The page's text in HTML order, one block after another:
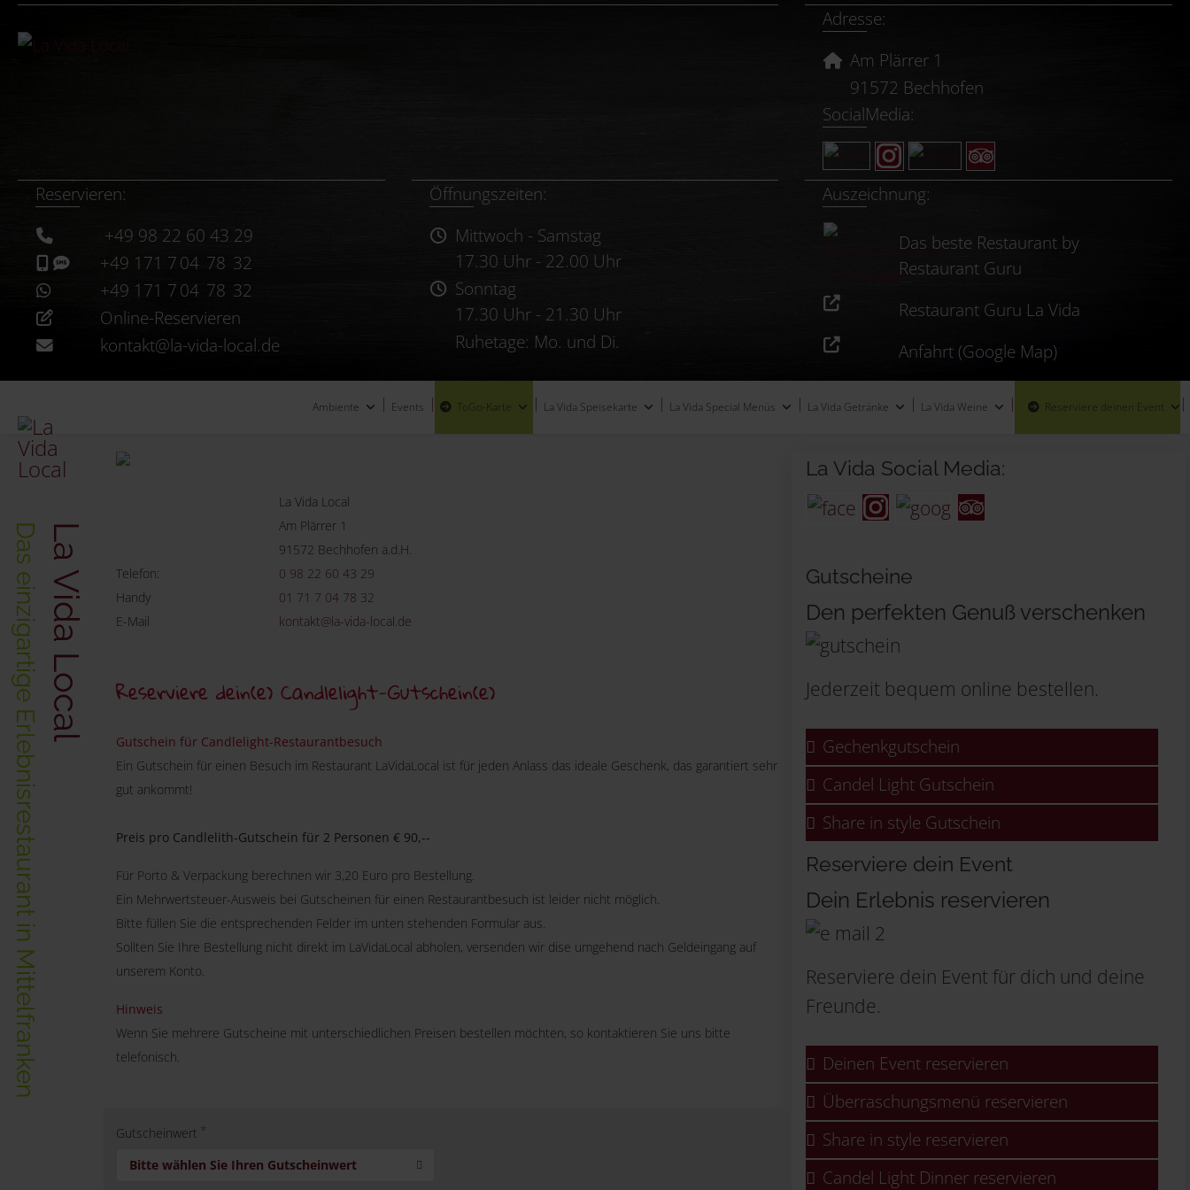
Adresse:
Am Plärrer 1
91572 Bechhofen
SocialMedia:
Reservieren:
+49 98 22 60 43 29
+49 171 7 04 78 32
+49 171 7 04 78 32
Online-Reservieren
kontakt@la-vida-local.de
Öffnungszeiten:
Mittwoch - Samstag
17.30 Uhr - 22.00 Uhr
Sonntag
17.30 Uhr - 21.30 Uhr
Ruhetage: Mo. und Di.
Auszeichnung:
Das beste Restaurant by
Restaurant Guru
Restaurant Guru La Vida
Anfahrt (Google Map)
Ambiente Events ToGo-Karte La Vida Speisekarte La Vida Special Menüs La Vida Getränke La Vida Weine Reserviere deinen Event
La Vida Local
Das einzigartige Erlebnisrestaurant in Mittelfranken
La Vida Local
Am Plärrer 1
91572 Bechhofen a.d.H.
Telefon:
0 98 22 60 43 29
Handy
01 71 7 04 78 32
E-Mail
kontakt@la-vida-local.de
Reserviere dein(e) Candlelight-Gutschein(e)
Gutschein für Candlelight-Restaurantbesuch
Ein Gutschein für einen Besuch im Restaurant LaVidaLocal ist für jeden Anlass das ideale Geschenk, das garantiert sehr
gut ankommt!
Preis pro Candlelith-Gutschein für 2 Personen € 90,--
Für Porto & Verpackung berechnen wir 3,20 Euro pro Bestellung.
Ein Mehrwertsteuer-Ausweis bei Gutscheinen für einen Restaurantbesuch ist leider nicht möglich.
Bitte füllen Sie die entsprechenden Felder im unten stehenden Formular aus.
Sollten Sie Ihre Bestellung nicht direkt im LaVidaLocal abholen, versenden wir dise umgehend nach Geldeingang auf
unserem Konto.
Hinweis
Wenn Sie mehrere Gutscheine mit unterschiedlichen Preisen bestellen möchten, so kontaktieren Sie uns bitte
telefonisch.
Gutscheinwert
Bitte wählen Sie Ihren Gutscheinwert
La Vida Social Media:
Gutscheine
Den perfekten Genuß verschenken
Jederzeit bequem online bestellen.
Gechenkgutschein
Candel Light Gutschein
Share in style Gutschein
Reserviere dein Event
Dein Erlebnis reservieren
Reserviere dein Event für dich und deine
Freunde.
Deinen Event reservieren
Überraschungsmenü reservieren
Share in style reservieren
Candel Light Dinner reservieren